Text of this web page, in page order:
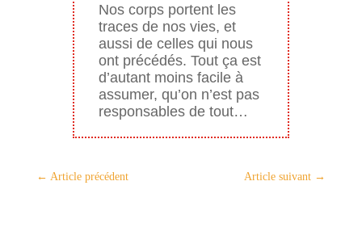
Nos corps portent les
traces de nos vies, et
aussi de celles qui nous
ont précédés. Tout ça est
d’autant moins facile à
assumer, qu’on n’est pas
responsables de tout…
← Article précédent Article suivant →